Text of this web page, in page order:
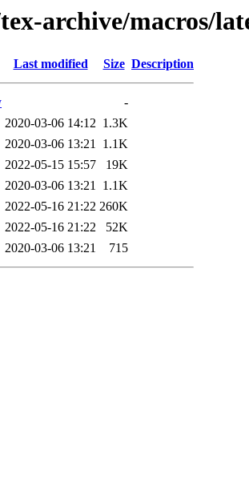
archive/macros/
Last modified Size Description
-
2020-03-06 14:12 1.3K
2020-03-06 13:21 1.1K
2022-05-15 15:57
19K
2020-03-06 13:21 1.1K
2022-05-16 21:22 260K
2022-05-16 21:22
52K
2020-03-06 13:21 715